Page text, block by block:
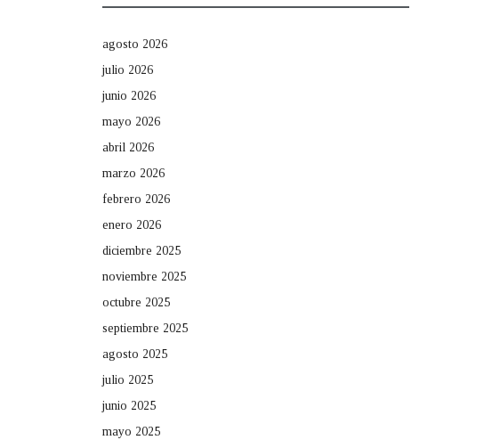
agosto 2026
julio 2026
junio 2026
mayo 2026
abril 2026
marzo 2026
febrero 2026
enero 2026
diciembre 2025
noviembre 2025
octubre 2025
septiembre 2025
agosto 2025
julio 2025
junio 2025
mayo 2025